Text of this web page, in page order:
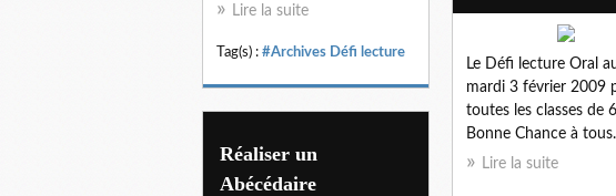
Lire la suite
Tag(s) : #Archives Défi lecture
Le Défi lecture Oral
mardi 3 février 2009
toutes les classes de
Bonne Chance à
Lire la suite
Réaliser un
Abécédaire